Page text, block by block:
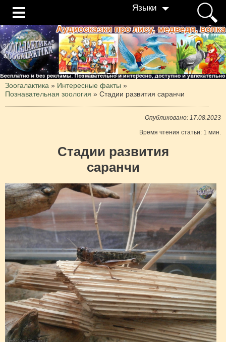
Языки
Зоогалактика » Интересные факты »
Познавательная зоология » Стадии развития саранчи
Опубликовано: 17.08.2023
Время чтения статьи: 1 мин.
Стадии развития
саранчи